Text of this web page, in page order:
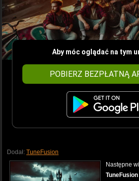
Aby móc oglądać na tym
POBIERZ BEZPŁATNĄ
Dodał: TuneFusion
Następne
TuneFusion